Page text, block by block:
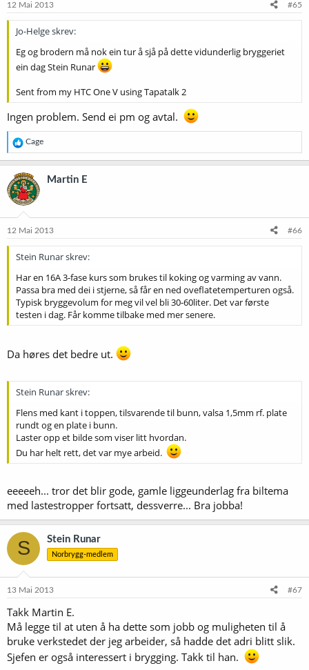
12 Mai 2013 #65
Jo-Helge skrev:
Eg og brodern må nok ein tur å sjå på dette vidunderlig bryggeriet
ein dag Stein Runar
Sent from my HTC One V using Tapatalk 2
Ingen problem. Send ei pm og avtal.
R
e
a
k
s
j
o
e
Cage
Martin E
12 Mai 2013 #66
Stein Runar skrev:
Har en 16A 3-fase kurs som brukes til koking og varming av vann.
Passa bra med dei i stjerne, så får en ned oveflatetemperturen også.
Typisk bryggevolum for meg vil vel bli 30-60liter. Det var første
testen i dag. Får komme tilbake med mer senere.
Da høres det bedre ut.
Stein Runar skrev:
Flens med kant i toppen, tilsvarende til bunn, valsa 1,5mm rf. plate
rundt og en plate i bunn.
Laster opp et bilde som viser litt hvordan.
Du har helt rett, det var mye arbeid.
eeeeeh... tror det blir gode, gamle liggeunderlag fra biltema
med lastestropper fortsatt, dessverre... Bra jobba!
S Stein Runar
Norbrygg-medlem
13 Mai 2013 #67
Takk Martin E.
Må legge til at uten å ha dette som jobb og muligheten til å
bruke verkstedet der jeg arbeider, så hadde det adri blitt slik.
Sjefen er også interessert i brygging. Takk til han.